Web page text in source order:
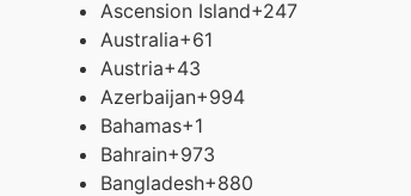
Ascension Island+247
Australia+61
Austria+43
Azerbaijan+994
Bahamas+1
Bahrain+973
Bangladesh+880